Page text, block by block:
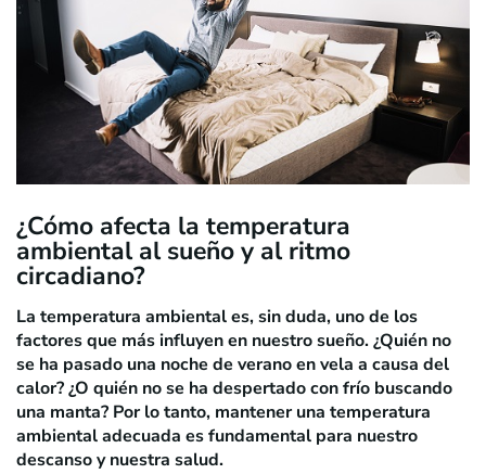
¿Cómo afecta la temperatura
ambiental al sueño y al ritmo
circadiano?
La temperatura ambiental es, sin duda, uno de los
factores que más influyen en nuestro sueño. ¿Quién no
se ha pasado una noche de verano en vela a causa del
calor? ¿O quién no se ha despertado con frío buscando
una manta? Por lo tanto, mantener una temperatura
ambiental adecuada es fundamental para nuestro
descanso y nuestra salud.